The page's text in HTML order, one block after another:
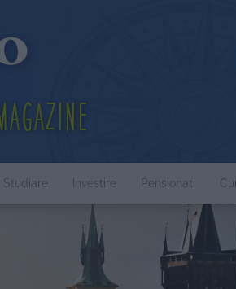
Studiare Investire Pensionati